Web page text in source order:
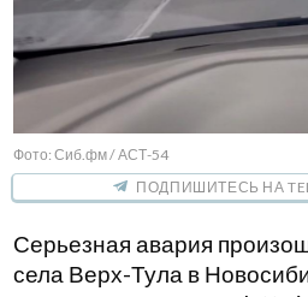
Фото: Сиб.фм / АСТ-54
ПОДПИШИТЕСЬ НА
Серьезная авария
села Верх-Тула в